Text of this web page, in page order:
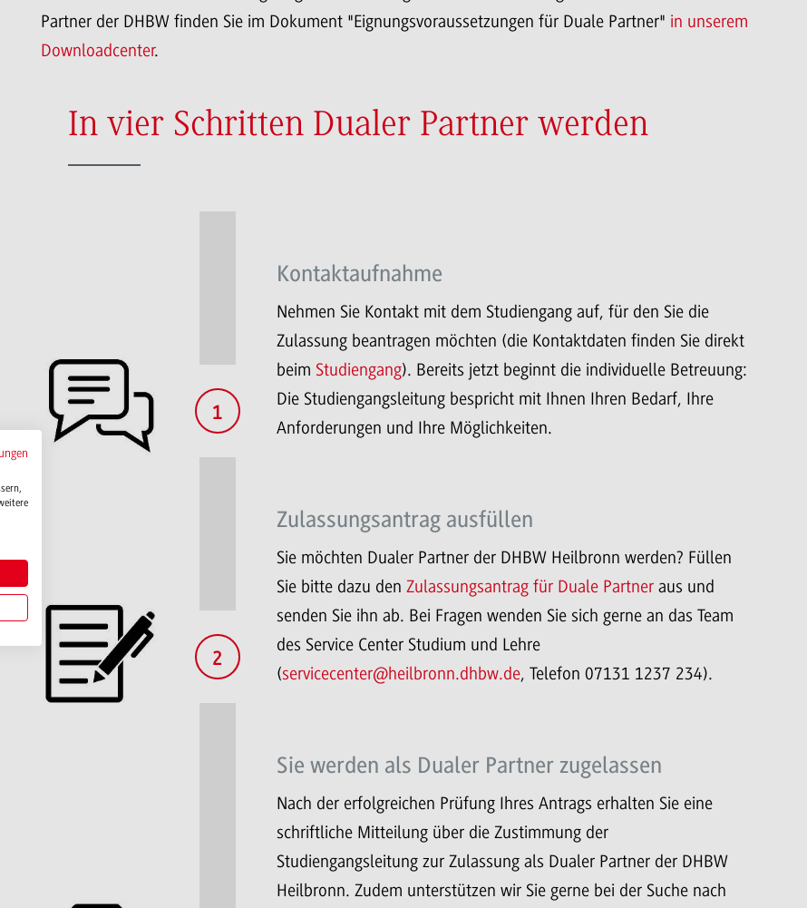
Partner der DHBW finden Sie im Dokument "Eignungsvoraussetzungen für Duale Partner" in unserem
Downloadcenter.
In vier Schritten Dualer Partner werden
1
Kontaktaufnahme
Nehmen Sie Kontakt mit dem Studiengang auf, für den Sie die
Zulassung beantragen möchten (die Kontaktdaten finden Sie direkt
beim Studiengang). Bereits jetzt beginnt die individuelle Betreuung:
Die Studiengangsleitung bespricht mit Ihnen Ihren Bedarf, Ihre
Anforderungen und Ihre Möglichkeiten.
2
Zulassungsantrag ausfüllen
Sie möchten Dualer Partner der DHBW Heilbronn werden? Füllen
Sie bitte dazu denZulassungsantrag für Duale Partner aus und
senden Sie ihn ab. Bei Fragen wenden Sie sich gerne an das Team
des Service Center Studium und Lehre
(servicecenter@heilbronn.dhbw.de, Telefon 07131 1237 234).
Sie werden als Dualer Partner zugelassen
Nach der erfolgreichen Prüfung Ihres Antrags erhalten Sie eine
schriftliche Mitteilung über die Zustimmung der
Studiengangsleitung zur Zulassung als Dualer Partner der DHBW
Heilbronn. Zudem unterstützen wir Sie gerne bei der Suche nach